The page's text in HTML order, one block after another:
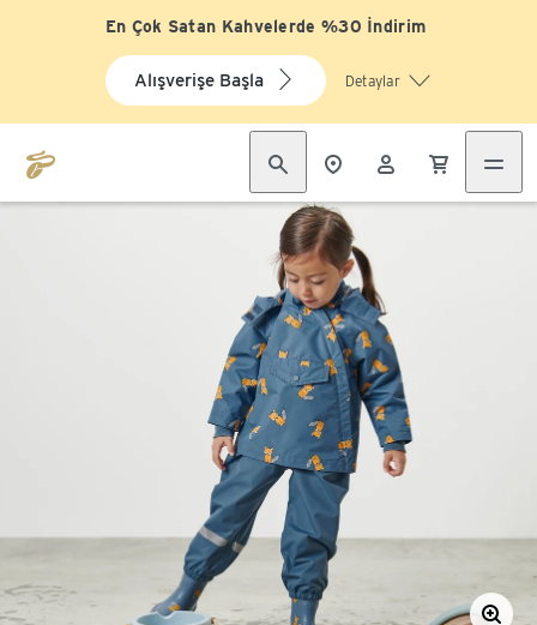
En Çok Satan Kahvelerde %30 İndirim
Alışverişe Başla Detaylar